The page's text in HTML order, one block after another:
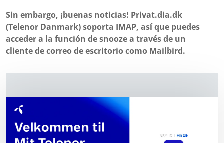
Sin embargo, ¡buenas noticias! Privat.dia.dk
(Telenor Danmark) soporta IMAP, así que puedes
acceder a la función de snooze a través de un
cliente de correo de escritorio como Mailbird.